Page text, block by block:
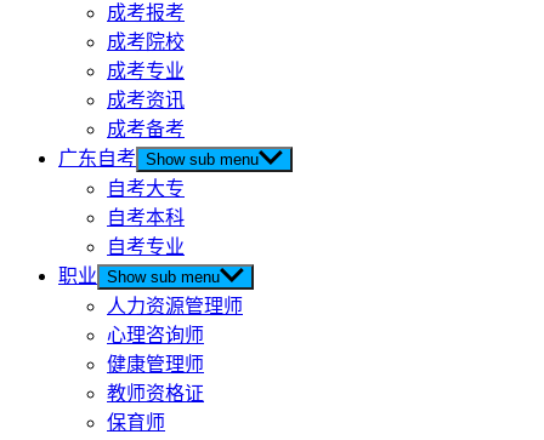
成考报考
成考院校
成考专业
成考资讯
成考备考
广东自考 Show sub menu
自考大专
自考本科
自考专业
职业 Show sub menu
人力资源管理师
心理咨询师
健康管理师
教师资格证
保育师